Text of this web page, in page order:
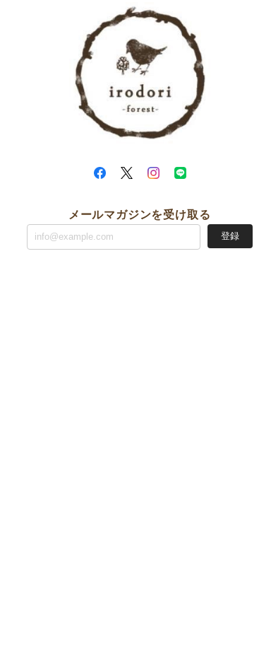
メールマガジンを受け取る
登録